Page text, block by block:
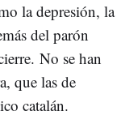
la depresión, la
del parón
No se han
que las de
catalán.